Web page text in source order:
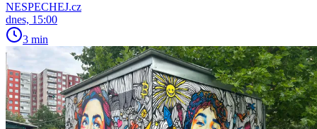
NESPECHEJ.cz
dnes, 15:00
3 min